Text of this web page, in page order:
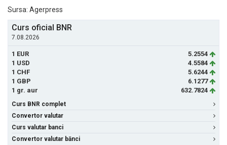
Sursa: Agerpress
Curs oficial BNR
7.08.2026
1 EUR
5.2554
1 USD
4.5584
1 CHF
5.6244
1 GBP
6.1277
1 gr. aur
632.7824
Curs BNR complet
Convertor valutar
Curs valutar banci
Convertor valutar bănci